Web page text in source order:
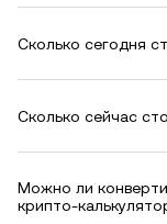
Сколько сегодня
Сколько сейчас
Можно ли
крипто-